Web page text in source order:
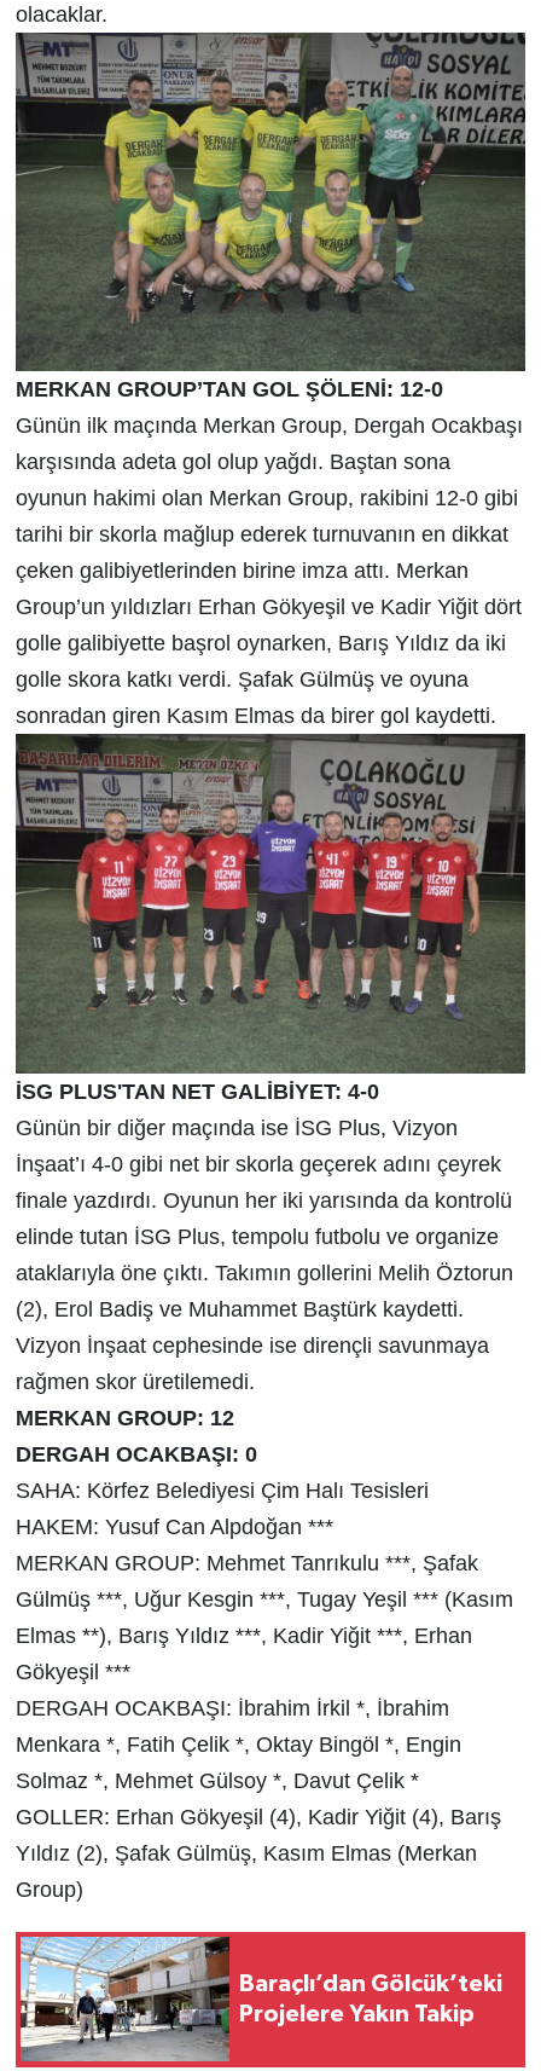
olacaklar.
MERKAN GROUP’TAN GOL ŞÖLENİ: 12-0
Günün ilk maçında Merkan Group, Dergah Ocakbaşı
karşısında adeta gol olup yağdı. Baştan sona
oyunun hakimi olan Merkan Group, rakibini 12-0 gibi
tarihi bir skorla mağlup ederek turnuvanın en dikkat
çeken galibiyetlerinden birine imza attı. Merkan
Group’un yıldızları Erhan Gökyeşil ve Kadir Yiğit dört
golle galibiyette başrol oynarken, Barış Yıldız da iki
golle skora katkı verdi. Şafak Gülmüş ve oyuna
sonradan giren Kasım Elmas da birer gol kaydetti.
İSG PLUS'TAN NET GALİBİYET: 4-0
Günün bir diğer maçında ise İSG Plus, Vizyon
İnşaat’ı 4-0 gibi net bir skorla geçerek adını çeyrek
finale yazdırdı. Oyunun her iki yarısında da kontrolü
elinde tutan İSG Plus, tempolu futbolu ve organize
ataklarıyla öne çıktı. Takımın gollerini Melih Öztorun
(2), Erol Badiş ve Muhammet Baştürk kaydetti.
Vizyon İnşaat cephesinde ise dirençli savunmaya
rağmen skor üretilemedi.
MERKAN GROUP: 12
DERGAH OCAKBAŞI: 0
SAHA: Körfez Belediyesi Çim Halı Tesisleri
HAKEM: Yusuf Can Alpdoğan ***
MERKAN GROUP: Mehmet Tanrıkulu ***, Şafak
Gülmüş ***, Uğur Kesgin ***, Tugay Yeşil *** (Kasım
Elmas **), Barış Yıldız ***, Kadir Yiğit ***, Erhan
Gökyeşil ***
DERGAH OCAKBAŞI: İbrahim İrkil *, İbrahim
Menkara *, Fatih Çelik *, Oktay Bingöl *, Engin
Solmaz *, Mehmet Gülsoy *, Davut Çelik *
GOLLER: Erhan Gökyeşil (4), Kadir Yiğit (4), Barış
Yıldız (2), Şafak Gülmüş, Kasım Elmas (Merkan
Group)
Baraçlı’dan Gölcük’teki
Projelere Yakın Takip